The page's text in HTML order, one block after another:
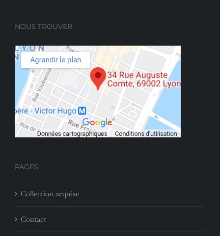
NOUS TROUVER
PAGES
Collection acquise
Contact